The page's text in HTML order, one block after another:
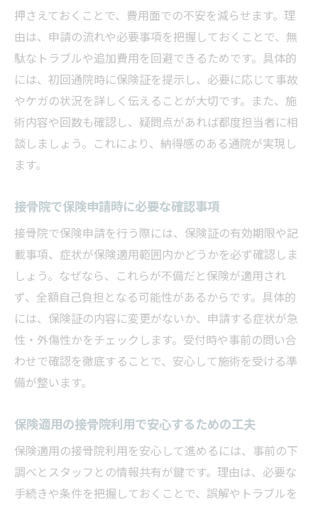
押さえておくことで、費用面での不安を減らせます。理
由は、申請の流れや必要事項を把握しておくことで、無
駄なトラブルや追加費用を回避できるためです。具体的
には、初回通院時に保険証を提示し、必要に応じて事故
やケガの状況を詳しく伝えることが大切です。また、施
術内容や回数も確認し、疑問点があれば都度担当者に相
談しましょう。これにより、納得感のある通院が実現し
ます。
接骨院で保険申請時に必要な確認事項
接骨院で保険申請を行う際には、保険証の有効期限や記
載事項、症状が保険適用範囲内かどうかを必ず確認しま
しょう。なぜなら、これらが不備だと保険が適用され
ず、全額自己負担となる可能性があるからです。具体的
には、保険証の内容に変更がないか、申請する症状が急
性・外傷性かをチェックします。受付時や事前の問い合
わせで確認を徹底することで、安心して施術を受ける準
備が整います。
保険適用の接骨院利用で安心するための工夫
保険適用の接骨院利用を安心して進めるには、事前の下
調べとスタッフとの情報共有が鍵です。理由は、必要な
手続きや条件を把握しておくことで、誤解やトラブルを